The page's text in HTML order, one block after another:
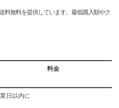
料無料を提供しています。最低購入額やク
料金
日以内に